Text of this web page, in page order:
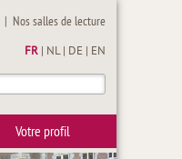
| Nos salles de lecture
FR NL| DE EN
Votre profil